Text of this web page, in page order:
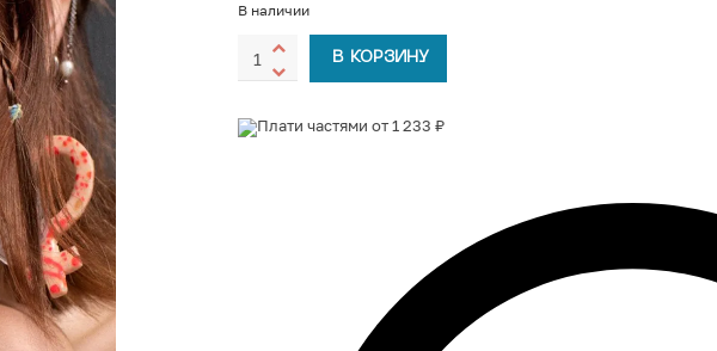
В наличии
В КОРЗИНУ
Плати частями от 1 233 ₽